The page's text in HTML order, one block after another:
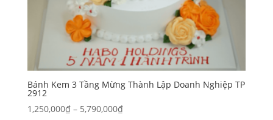
Bánh Kem 3 Tầng Mừng Thành Lập Doanh Nghiệp TP
2912
1,250,000₫ – 5,790,000₫Khoảng